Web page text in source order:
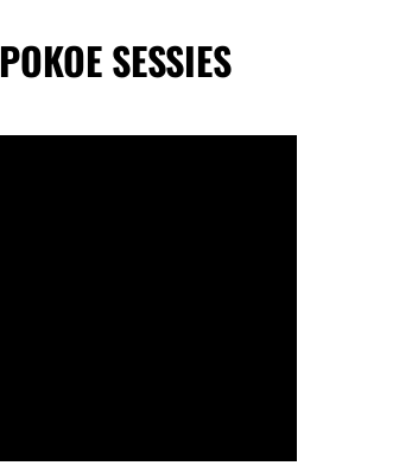
POKOE SESSIES